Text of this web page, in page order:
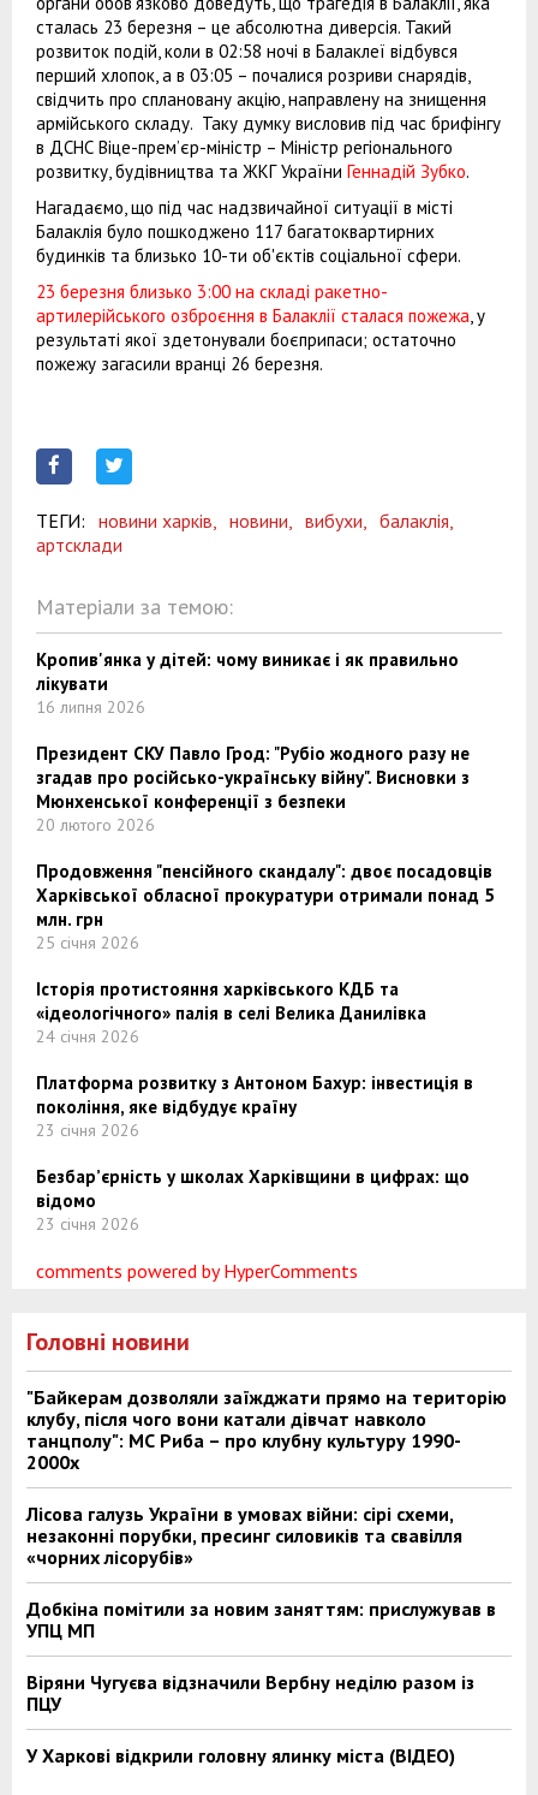
сталась 23 березня – це абсолютна диверсія. Такий
розвиток подій, коли в 02:58 ночі в Балаклеї відбувся
перший хлопок, а в 03:05 – почалися розриви снарядів,
свідчить про сплановану акцію, направлену на знищення
армійського складу. Таку думку висловив під час брифінгу
в ДСНС Віце-прем’єр-міністр – Міністр регіонального
розвитку, будівництва та ЖКГ України Геннадій Зубко.
Нагадаємо, що під час надзвичайної ситуації в місті
Балаклія було пошкоджено 117 багатоквартирних
будинків та близько 10-ти об'єктів соціальної сфери.
23 березня близько 3:00 на складі ракетно-
артилерійського озброєння в Балаклії сталася пожежа , у
результаті якої здетонували боєприпаси; остаточно
пожежу загасили вранці 26 березня.
ТЕГИ: новини харків, новини, вибухи,
балаклія,
артсклади
Матеріали за темою:
Кропив'янка у дітей: чому виникає і як правильно
лікувати
16 липня 2026
Президент СКУ Павло Грод: "Рубіо жодного разу не
згадав про російсько-українську війну". Висновки з
Мюнхенської конференції з безпеки
20 лютого 2026
Продовження "пенсійного скандалу": двоє посадовців
Харківської обласної прокуратури отримали понад 5
млн. грн
25 січня 2026
Історія протистояння харківського КДБ та
«ідеологічного» палія в селі Велика Данилівка
24 січня 2026
Платформа розвитку з Антоном Бахур: інвестиція в
покоління, яке відбудує країну
23 січня 2026
Безбар’єрність у школах Харківщини в цифрах: що
відомо
23 січня 2026
comments powered by HyperComments
Головні новини
"Байкерам дозволяли заїжджати прямо на територію
клубу, після чого вони катали дівчат навколо
танцполу": МС Риба – про клубну культуру 1990-
2000х
Лісова галузь України в умовах війни: сірі схеми,
незаконні порубки, пресинг силовиків та свавілля
«чорних лісорубів»
Добкіна помітили за новим заняттям: прислужував в
УПЦ МП
Віряни Чугуєва відзначили Вербну неділю разом із
ПЦУ
У Харкові відкрили головну ялинку міста (ВІДЕО)